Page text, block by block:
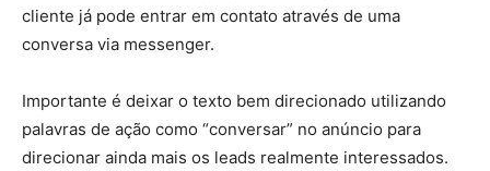
cliente já pode entrar em contato através de uma
conversa via messenger.
Importante é deixar o texto bem direcionado utilizando
palavras de ação como “conversar” no anúncio para
direcionar ainda mais os leads realmente interessados.